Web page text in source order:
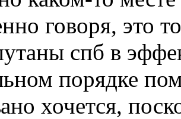
говоря, это
спб в
порядке
хочется,